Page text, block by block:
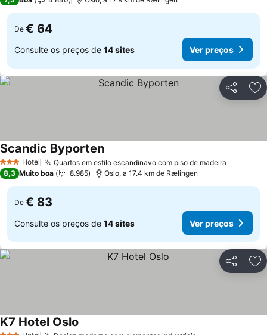
De € 64
Consulte os preços de 14 sites Ver preços
Partilhar
3 EstrelasHotel Quartos em estilo escandinavo com piso de madeira
Scandic Byporten
8,3 Muito boa 8.985 Oslo, a 17.4 km de Rælingen
De € 83
Consulte os preços de 14 sites Ver preços
Partilhar
K7 Hotel Oslo